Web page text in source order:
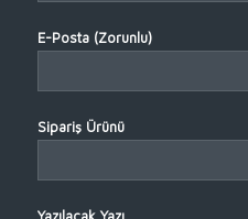
E-Posta (Zorunlu)
Sipariş Ürünü